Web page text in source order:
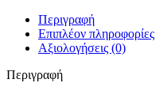
Περιγραφή
Επιπλέον πληροφορίες
Αξιολογήσεις (0)
Περιγραφή